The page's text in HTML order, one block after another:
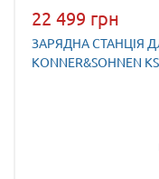
22 499 грн
ЗАРЯДНА СТАНЦІЯ
KONNER&SOHNEN